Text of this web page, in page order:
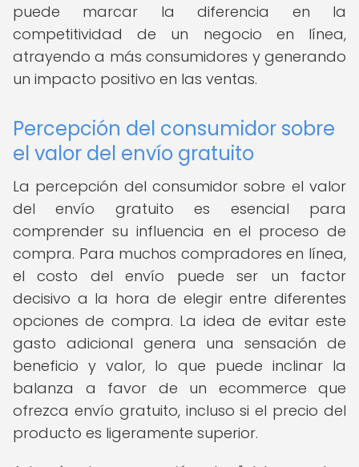
puede marcar la diferencia en la
competitividad de un negocio en línea,
atrayendo a más consumidores y generando
un impacto positivo en las ventas.
Percepción del consumidor sobre
el valor del envío gratuito
La percepción del consumidor sobre el valor
del envío gratuito es esencial para
comprender su influencia en el proceso de
compra. Para muchos compradores en línea,
el costo del envío puede ser un factor
decisivo a la hora de elegir entre diferentes
opciones de compra. La idea de evitar este
gasto adicional genera una sensación de
beneficio y valor, lo que puede inclinar la
balanza a favor de un ecommerce que
ofrezca envío gratuito, incluso si el precio del
producto es ligeramente superior.